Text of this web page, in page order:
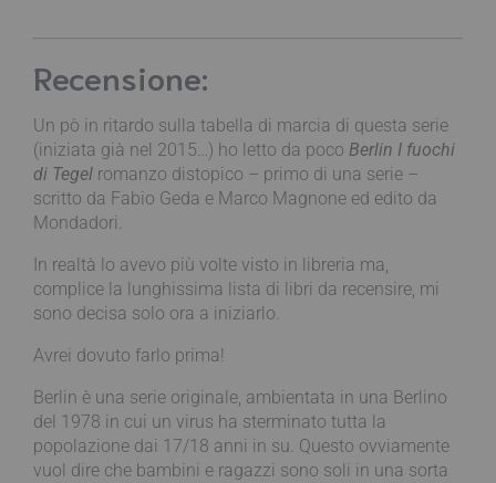
Recensione:
Un pò in ritardo sulla tabella di marcia di questa serie
(iniziata già nel 2015…) ho letto da poco Berlin I fuochi
di Tegel romanzo distopico – primo di una serie –
scritto da Fabio Geda e Marco Magnone ed edito da
Mondadori.
In realtà lo avevo più volte visto in libreria ma,
complice la lunghissima lista di libri da recensire, mi
sono decisa solo ora a iniziarlo.
Avrei dovuto farlo prima!
Berlin è una serie originale, ambientata in una Berlino
del 1978 in cui un virus ha sterminato tutta la
popolazione dai 17/18 anni in su. Questo ovviamente
vuol dire che bambini e ragazzi sono soli in una sorta